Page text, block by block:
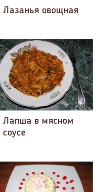
Лазанья овощная
Лапша в мясном
соусе